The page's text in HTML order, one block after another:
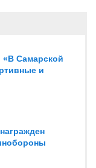
Самарской
и